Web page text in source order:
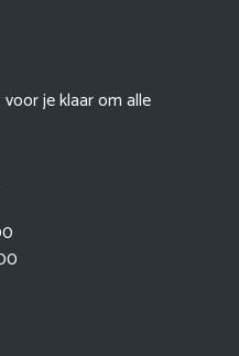
je klaar om alle